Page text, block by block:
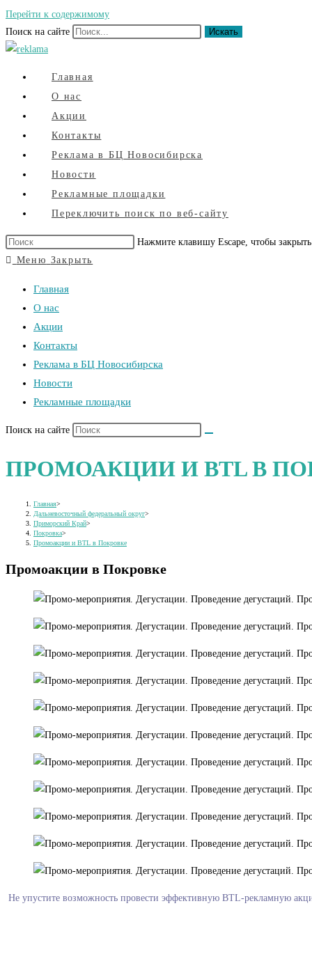
Перейти к содержимому
Поиск на сайте
Искать
Главная
О нас
Акции
Контакты
Реклама в БЦ Новосибирска
Новости
Рекламные площадки
Переключить поиск по веб-сайту
Нажмите клавишу Escape, чтобы
Меню Закрыть
Главная
О нас
Акции
Контакты
Реклама в БЦ Новосибирска
Новости
Рекламные площадки
Поиск на сайте
ПРОМОАКЦИИ И BTL В
Главная>
Дальневосточный федеральный округ>
Приморский Край>
Покровка>
Промоакции и BTL в Покровке
Промоакции в Покровке
Не упустите возможность провести эффективную BTL-рекламную